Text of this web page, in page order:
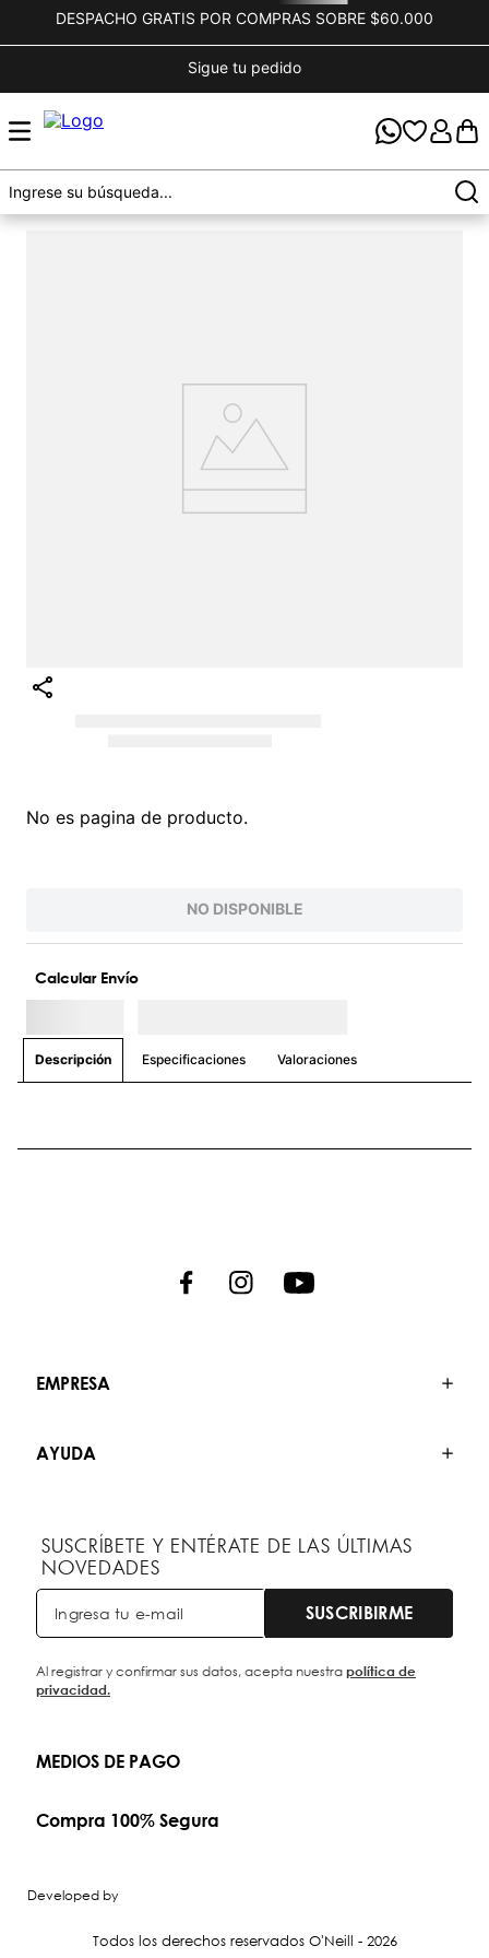
DESPACHO GRATIS POR COMPRAS SOBRE $60.000
Sigue tu pedido
No es pagina de producto.
NO DISPONIBLE
Calcular Envío
Descripción Especificaciones Valoraciones
EMPRESA
AYUDA
SUSCRÍBETE Y ENTÉRATE DE LAS ÚLTIMAS
NOVEDADES
SUSCRIBIRME
Al registrar y confirmar sus datos, acepta nuestrapolítica de
privacidad.
MEDIOS DE PAGO
Compra 100% Segura
Todos los derechos reservados O'Neill - 2026
Developed by